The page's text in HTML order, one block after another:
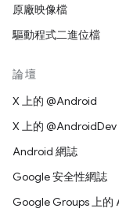
原廠映像檔
驅動程式二進位檔
論壇
X 上的 @Android
X 上的 @AndroidDev
Android 網誌
Google 安全性網誌
Google Groups 上的